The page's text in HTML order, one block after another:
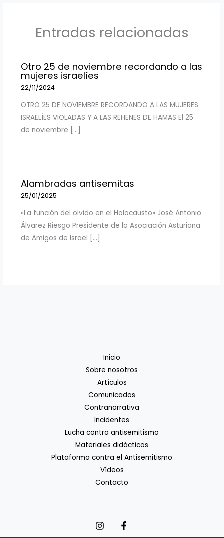
Entradas relacionadas
Otro 25 de noviembre recordando a las
mujeres israelíes
22/11/2024
OTRO 25 DE NOVIEMBRE RECORDANDO A LAS MUJERES
ISRAELÍES VIOLADAS Y A LAS REHENES DE HAMAS El 25
de noviembre […]
Alambradas antisemitas
25/01/2025
«La función del olvido en el Holocausto» José Antonio
Álvarez Riesgo Presidente de la Asociación Asturiana
de Amigos de Israel […]
Inicio
Sobre nosotros
Artículos
Comunicados
Contranarrativa
Incidentes
Lucha contra antisemitismo
Materiales didácticos
Plataforma contra el Antisemitismo
Vídeos
Contacto